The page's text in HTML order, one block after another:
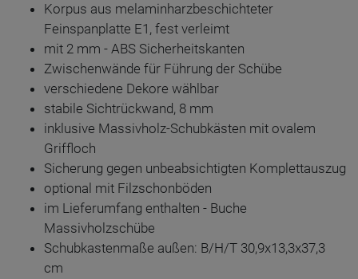
Korpus aus melaminharzbeschichteter
Feinspanplatte E1, fest verleimt
mit 2 mm - ABS Sicherheitskanten
Zwischenwände für Führung der Schübe
verschiedene Dekore wählbar
stabile Sichtrückwand, 8 mm
inklusive Massivholz-Schubkästen mit ovalem
Griffloch
Sicherung gegen unbeabsichtigten Komplettauszug
optional mit Filzschonböden
im Lieferumfang enthalten - Buche
Massivholzschübe
Schubkastenmaße außen: B/H/T 30,9x13,3x37,3
cm